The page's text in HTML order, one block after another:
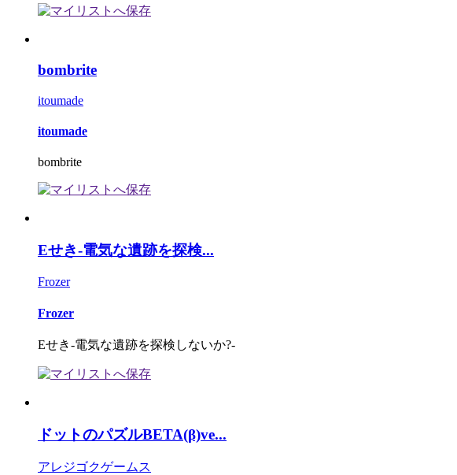
bombrite
itoumade
itoumade
bombrite
Eせき-電気な遺跡を探検...
Frozer
Frozer
Eせき-電気な遺跡を探検しないか?-
ドットのパズルBETA(β)ve...
アレジゴクゲームス